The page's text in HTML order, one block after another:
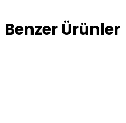
Benzer Ürünler